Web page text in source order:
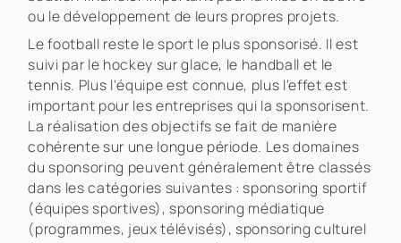
ou le développement de leurs propres projets.
Le football reste le sport le plus sponsorisé. Il est
suivi par le hockey sur glace, le handball et le
tennis. Plus l'équipe est connue, plus l'effet est
important pour les entreprises qui la sponsorisent.
La réalisation des objectifs se fait de manière
cohérente sur une longue période. Les domaines
du sponsoring peuvent généralement être classés
dans les catégories suivantes : sponsoring sportif
(équipes sportives), sponsoring médiatique
(programmes, jeux télévisés), sponsoring culturel